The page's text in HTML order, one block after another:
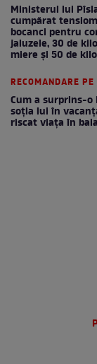
Ministerul lui
cumpărat
bocanci pentru
jaluzele, 30 de
miere și 50 de
RECOMANDARE PE
Cum a surprins-o
soția lui în
riscat viața în